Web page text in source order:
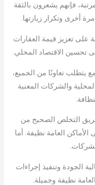
فإنهم يشعرون بالثقة
أخرى وتكرار زيارتها.
على تعزيز قيمة العقارات
تحسين الاقتصاد المحلي.
يتطلب تعاونًا من الجميع،
والشركات المعنية
التخلص الصحيح من
العامة نظيفة. أما
الجودة وتنفيذ إجراءات
نظيفة وجميلة.